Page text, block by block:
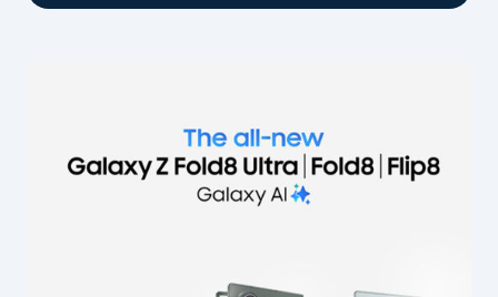
Nội dung*